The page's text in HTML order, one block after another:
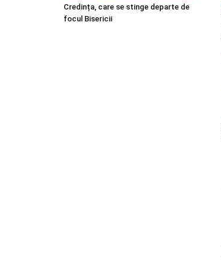
Credința, care se stinge departe de
focul Bisericii